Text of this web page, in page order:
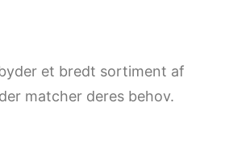
et bredt sortiment af
matcher deres behov.